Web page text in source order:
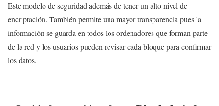
Este modelo de seguridad además de tener un alto nivel de
encriptación. También permite una mayor transparencia pues la
información se guarda en todos los ordenadores que forman parte
de la red y los usuarios pueden revisar cada bloque para confirmar
los datos.